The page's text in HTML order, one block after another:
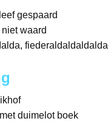
gespaard
waard
fiederaldaldaldalda
duimelot boek